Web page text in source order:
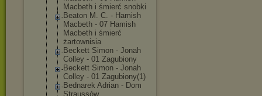
Macbeth i śmierć snobki
Beaton M. C. - Hamish
Macbeth - 07 Hamish
Macbeth i śmierć
żartownisia
Beckett Simon - Jonah
Colley - 01 Zagubiony
Beckett Simon - Jonah
Colley - 01 Zagubiony(1)
Bednarek Adrian - Dom
Straussów